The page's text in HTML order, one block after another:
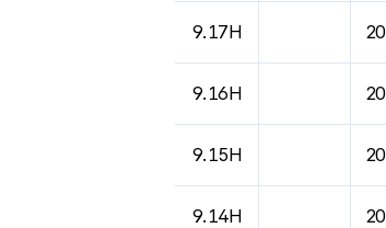
9.17H
9.16H
9.15H
9.14H